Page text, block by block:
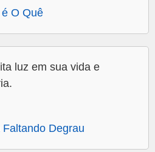
O Quê
luz em sua vida e
Degrau